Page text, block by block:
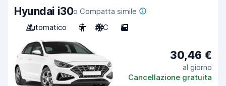
Hyundai i30o Compatta simile
Automatico
5 A/C 5
30,46 €
al giorno
Cancellazione gratuita